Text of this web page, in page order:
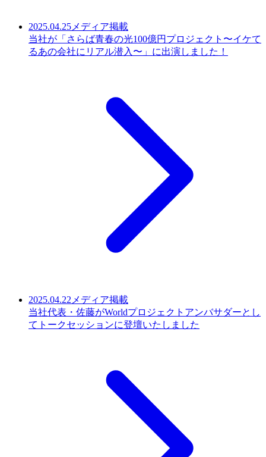
2025.04.25 メディア掲載
当社が「さらば青春の光100億円プロジェクト〜イケて
るあの会社にリアル潜入〜」に出演しました！
2025.04.22 メディア掲載
当社代表・佐藤がWorldプロジェクトアンバサダーとし
てトークセッションに登壇いたしました